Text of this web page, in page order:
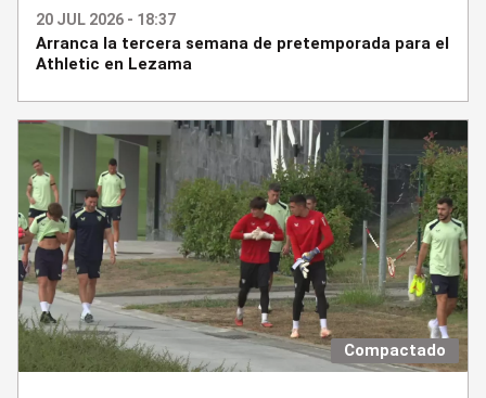
20 JUL 2026 - 18:37
Arranca la tercera semana de pretemporada para el
Athletic en Lezama
Compactado